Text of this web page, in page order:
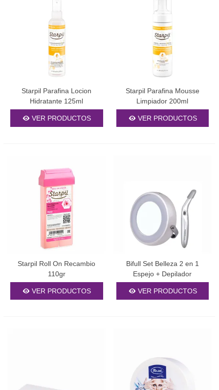
Starpil Parafina Locion
Hidratante 125ml
VER PRODUCTOS
Starpil Parafina Mousse
Limpiador 200ml
VER PRODUCTOS
Starpil Roll On Recambio
110gr
VER PRODUCTOS
Bifull Set Belleza 2 en 1
Espejo + Depilador
VER PRODUCTOS